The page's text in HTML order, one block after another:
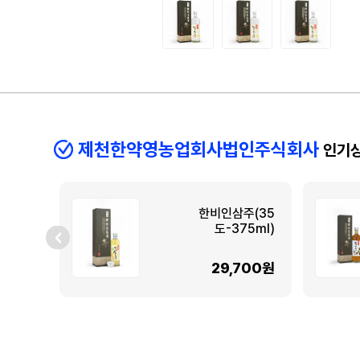
제천한약영농업회사법인주식회사 인기
한비인삼주(35
도-375ml)
29,700원